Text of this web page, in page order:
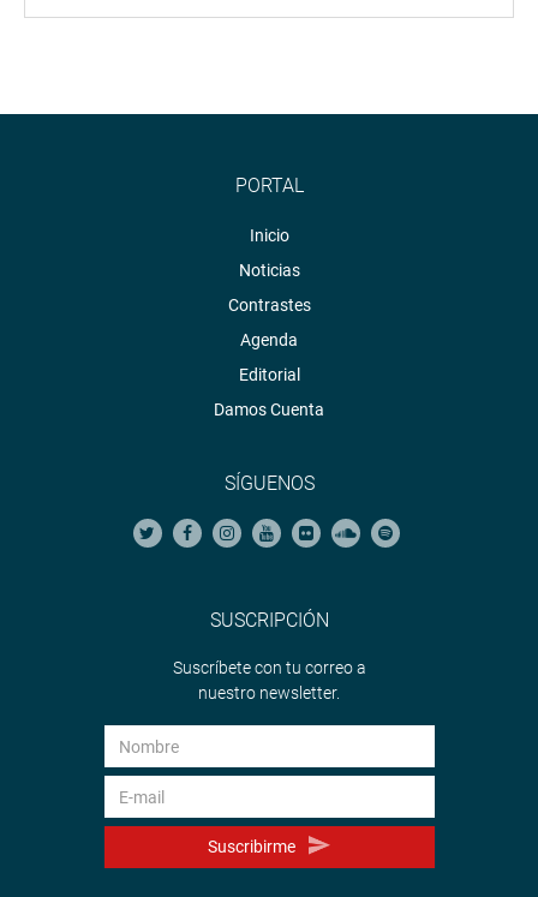
PORTAL
Inicio
Noticias
Contrastes
Agenda
Editorial
Damos Cuenta
SÍGUENOS
SUSCRIPCIÓN
Suscríbete con tu correo a
nuestro newsletter.
Suscribirme